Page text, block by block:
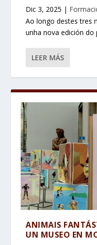
Dic 3, 2025 |
Ao longo destes tres
unha nova edición do
LEER MÁS
ANIMAIS
UN MUSEO EN